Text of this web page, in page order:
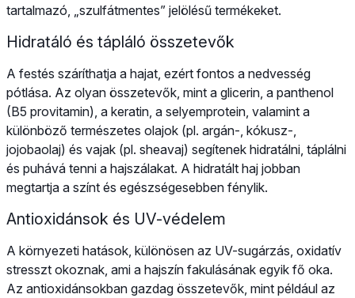
tartalmazó, „szulfátmentes” jelölésű termékeket.
Hidratáló és tápláló összetevők
A festés száríthatja a hajat, ezért fontos a nedvesség
pótlása. Az olyan összetevők, mint a glicerin, a panthenol
(B5 provitamin), a keratin, a selyemprotein, valamint a
különböző természetes olajok (pl. argán-, kókusz-,
jojobaolaj) és vajak (pl. sheavaj) segítenek hidratálni, táplálni
és puhává tenni a hajszálakat. A hidratált haj jobban
megtartja a színt és egészségesebben fénylik.
Antioxidánsok és UV-védelem
A környezeti hatások, különösen az UV-sugárzás, oxidatív
stresszt okoznak, ami a hajszín fakulásának egyik fő oka.
Az antioxidánsokban gazdag összetevők, mint például az